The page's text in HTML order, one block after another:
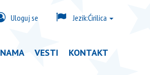
Uloguj se Jezik:Ćirilica
VESTI KONTAKT